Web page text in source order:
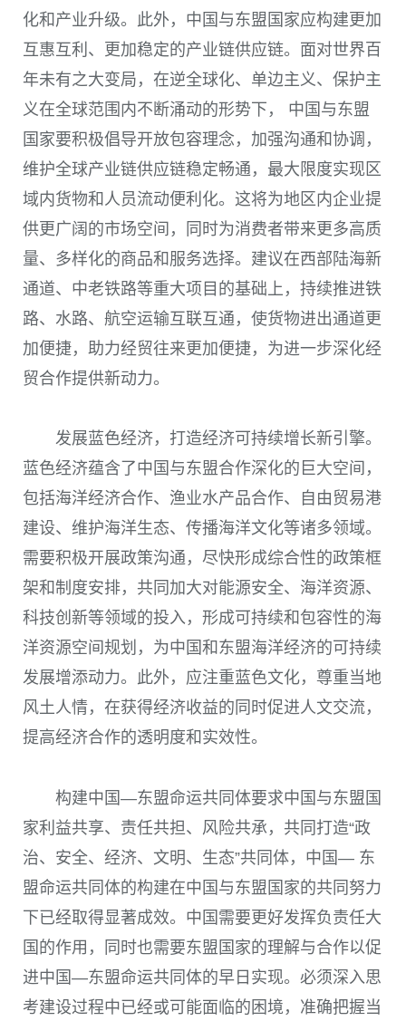
化和产业升级。此外，中国与东盟国家应构建更加
互惠互利、更加稳定的产业链供应链。面对世界百
年未有之大变局，在逆全球化、单边主义、保护主
义在全球范围内不断涌动的形势下， 中国与东盟
国家要积极倡导开放包容理念，加强沟通和协调，
维护全球产业链供应链稳定畅通，最大限度实现区
域内货物和人员流动便利化。这将为地区内企业提
供更广阔的市场空间，同时为消费者带来更多高质
量、多样化的商品和服务选择。建议在西部陆海新
通道、中老铁路等重大项目的基础上，持续推进铁
路、水路、航空运输互联互通，使货物进出通道更
加便捷，助力经贸往来更加便捷，为进一步深化经
贸合作提供新动力。
发展蓝色经济，打造经济可持续增长新引擎。
蓝色经济蕴含了中国与东盟合作深化的巨大空间，
包括海洋经济合作、渔业水产品合作、自由贸易港
建设、维护海洋生态、传播海洋文化等诸多领域。
需要积极开展政策沟通，尽快形成综合性的政策框
架和制度安排，共同加大对能源安全、海洋资源、
科技创新等领域的投入，形成可持续和包容性的海
洋资源空间规划，为中国和东盟海洋经济的可持续
发展增添动力。此外，应注重蓝色文化，尊重当地
风土人情，在获得经济收益的同时促进人文交流，
提高经济合作的透明度和实效性。
构建中国—东盟命运共同体要求中国与东盟国
家利益共享、责任共担、风险共承，共同打造“政
治、安全、经济、文明、生态”共同体，中国— 东
盟命运共同体的构建在中国与东盟国家的共同努力
下已经取得显著成效。中国需要更好发挥负责任大
国的作用，同时也需要东盟国家的理解与合作以促
进中国—东盟命运共同体的早日实现。必须深入思
考建设过程中已经或可能面临的困境，准确把握当